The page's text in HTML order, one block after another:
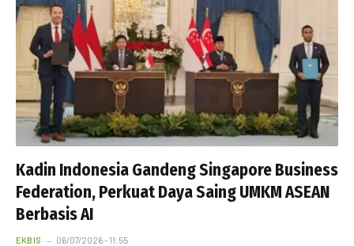
Kadin Indonesia Gandeng Singapore Business
Federation, Perkuat Daya Saing UMKM ASEAN
Berbasis AI
EKBIS 06/07/2026 - 11:55